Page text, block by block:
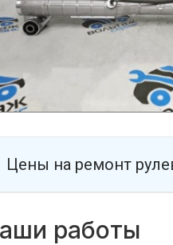
Цены на ремонт
работы